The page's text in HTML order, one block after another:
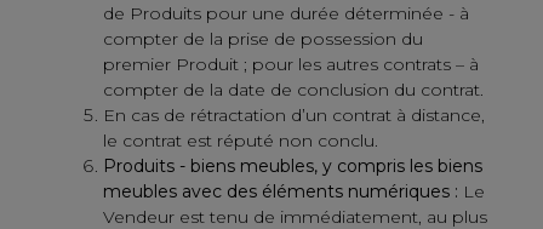
de Produits pour une durée déterminée - à
compter de la prise de possession du
premier Produit ; pour les autres contrats – à
compter de la date de conclusion du contrat.
En cas de rétractation d’un contrat à distance,
le contrat est réputé non conclu.
Produits - biens meubles, y compris les biens
meubles avec des éléments numériques : Le
Vendeur est tenu de immédiatement, au plus